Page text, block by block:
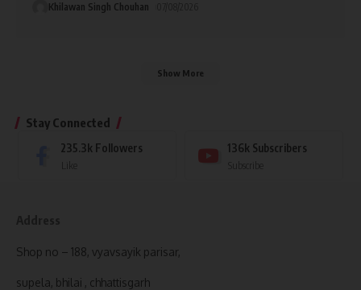
Khilawan Singh Chouhan
Show More
Stay Connected
235.3k Followers 136k Subscribers
Shop no – 188, vyavsayik parisar,
supela, bhilai , chhattisgarh